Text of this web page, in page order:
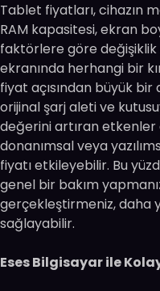
Tablet fiyatları, cihazın
RAM kapasitesi, ekran
faktörlere göre değişiklik
ekranında herhangi bir
fiyat açısından büyük
orijinal şarj aleti ve
değerini artıran etkenler
donanımsal veya
fiyatı etkileyebilir. Bu
genel bir bakım
gerçekleştirmeniz, daha
sağlayabilir.
Eses Bilgisayar ile